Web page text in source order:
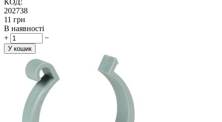
202738
‍11‍ грн
В наявності
+
−
У кошик